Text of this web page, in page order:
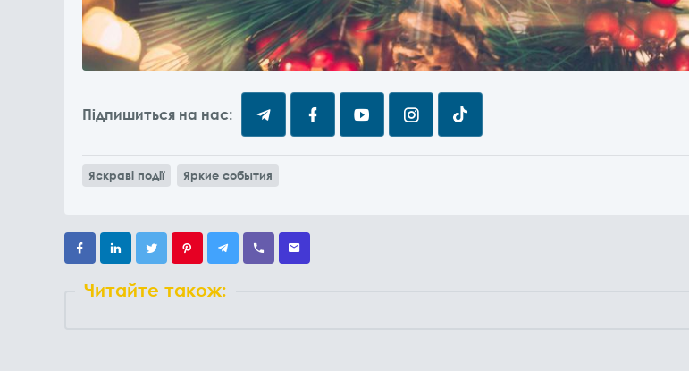
Підпишиться на нас:
Яскраві події Яркие события
Читайте також: